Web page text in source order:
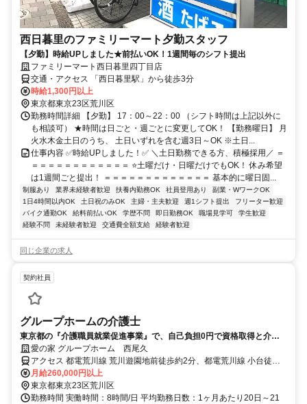
西日暮里のファミリーマート夕勤スタッフ
【夕勤】時給UPしました★前払いOK！1週間毎のシフト提出
ファミリーマート西日暮里四丁目店
交通・アクセス 「西日暮里駅」から徒歩3分
時給1,300円以上
東京都東京23区荒川区
勤務時間詳細 【夕勤】 17：00～22：00 （シフト時間は上記以外に
も相談可） ★時間は日ごと・週ごとに変更してOK！ 【勤務曜日】 月
火水木金土日のうち、 土日いずれを含む週3日～OK ※土日...
仕事内容 ✅時給UPしました！✅ ＼土日勤務できる方、積極採用／ ＝
＝＝＝＝＝＝＝＝＝＝＝＝ ⭐土曜だけ・日曜だけでもOK！ 休み希望
は1週間ごと提出！ ＝＝＝＝＝＝＝＝＝＝＝＝＝ 基本的に曜日固...
制服あり 業界未経験者歓迎 扶養内勤務OK 社員登用あり
副業・WワークOK
1日4時間以内OK
土日祝のみOK 主婦・主夫歓迎 週1シフト提出
フリーター歓迎
バイク通勤OK
給料前払いOK 学歴不問 即日勤務OK 職場見学可
学生歓迎
経験不問
未経験者歓迎 交通費全額支給 経験者歓迎
同じ企業の求人
契約社員
グループホームの介護士
東京都の『介護職員就業促進事業』で、自己負担0円で資格取得と介護
の仕事をスタートしよう
愛の家 グループホーム 西尾久
アクセス 都電荒川線 荒川遊園地前徒歩約2分、都電荒川線 小台徒歩
約6分、ＪＲ宇都宮線〔東北本線〕・ＪＲ上野東京ライン 尾久徒歩約
7分 東京さくらトラム「荒川遊園地前駅」徒歩2分
月給260,000円以上
東京都東京23区荒川区
勤務時間 実働時間：8時間/日 平均勤務日数：1ヶ月あたり20日～21